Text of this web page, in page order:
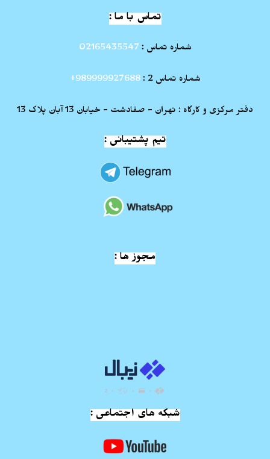
تماس با ما :
شماره تماس : 02165435547
شماره تماس 2 : 989999927688+
دفتر مرکزی و کارگاه : تهران - صفادشت - خیابان 13 آبان پلاک 13
تیم پشتیبانی :
مجوز ها :
شبکه های اجتماعی :